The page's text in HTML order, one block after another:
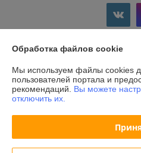
Индивидуальный предприниматель:
Викторович
г. Гродно, ул. Ожешко, д.49, кв. 2.
Регистрационный номер ЕГР:
Обработка файлов cookie
Мы используем файлы cookies
пользователей портала и
рекомендаций. Вы можете
отключить их.